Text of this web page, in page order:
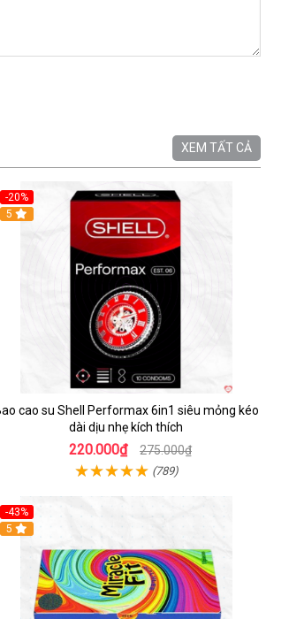
XEM TẤT CẢ
-20%
5
cao su Shell Performax 6in1 siêu mỏng kéo
dài dịu nhẹ kích thích
220.000₫ 275.000₫
(789)
-43%
Hot
5